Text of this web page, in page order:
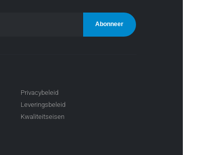
Privacybeleid
Leveringsbeleid
Kwaliteitseisen